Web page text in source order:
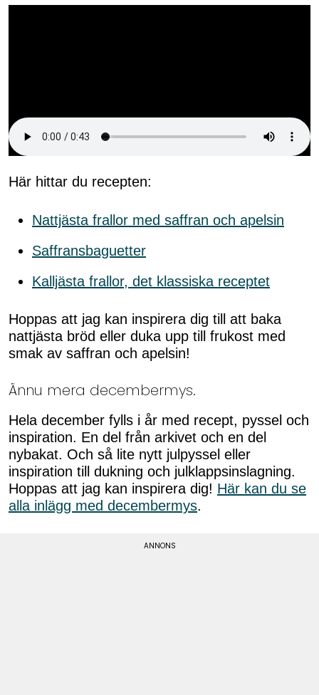
Här hittar du recepten:
Nattjästa frallor med saffran och apelsin
Saffransbaguetter
Kalljästa frallor, det klassiska receptet
Hoppas att jag kan inspirera dig till att baka
nattjästa bröd eller duka upp till frukost med
smak av saffran och apelsin!
Ännu mera decembermys.
Hela december fylls i år med recept, pyssel och
inspiration. En del från arkivet och en del
nybakat. Och så lite nytt julpyssel eller
inspiration till dukning och julklappsinslagning.
Hoppas att jag kan inspirera dig! Här kan du se
alla inlägg med decembermys.